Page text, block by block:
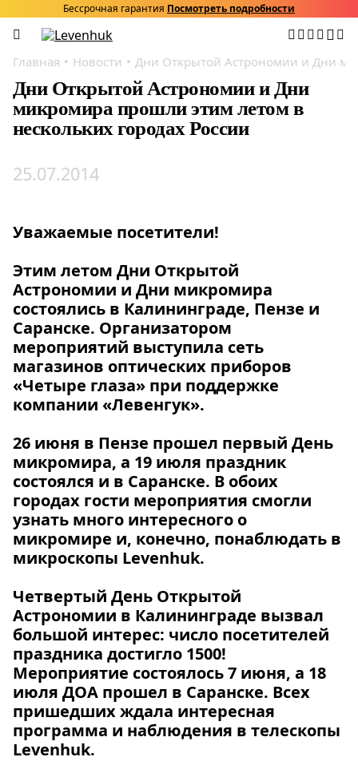
Бессрочная гарантия Посмотреть подробности
Главная Новости Дни Открытой Астрономии и Дни
Дни Открытой Астрономии и Дни
микромира прошли этим летом в
нескольких городах России
25.07.2014
Уважаемые посетители!
Этим летом Дни Открытой
Астрономии и Дни микромира
состоялись в Калининграде, Пензе и
Саранске. Организатором
мероприятий выступила сеть
магазинов оптических приборов
«Четыре глаза» при поддержке
компании «Левенгук».
26 июня в Пензе прошел первый День
микромира, а 19 июля праздник
состоялся и в Саранске. В обоих
городах гости мероприятия смогли
узнать много интересного о
микромире и, конечно, понаблюдать в
микроскопы Levenhuk.
Четвертый День Открытой
Астрономии в Калининграде вызвал
большой интерес: число посетителей
праздника достигло 1500!
Мероприятие состоялось7 июня, а 18
июля ДОА прошел в Саранске. Всех
пришедших ждала интересная
программа и наблюдения в телескопы
Levenhuk.